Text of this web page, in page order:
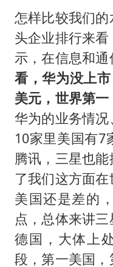
怎样比较我们
头企业排行来
示，在信息和通
看，华为没上
美元，世界第
华为的业务情
10家里美国有7
腾讯，三星也
了我们这方面
美国还是差的
点，总体来讲三
德国，大体上
段，第一美国